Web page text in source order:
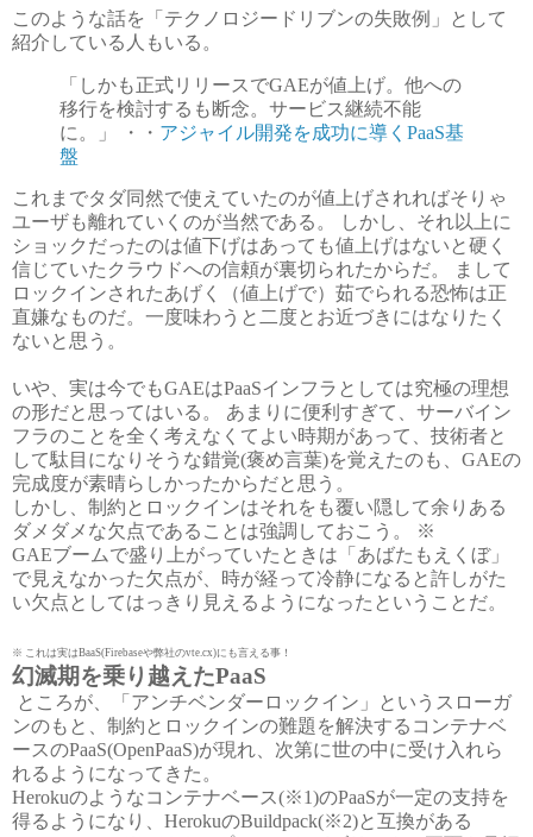
このような話を「テクノロジードリブンの失敗例」として
紹介している人もいる。
「しかも正式リリースでGAEが値上げ。他への
移行を検討するも断念。サービス継続不能
に。」 ・・ アジャイル開発を成功に導くPaaS基
盤
これまでタダ同然で使えていたのが値上げされればそりゃ
ユーザも離れていくのが当然である。 しかし、それ以上に
ショックだったのは値下げはあっても値上げはないと硬く
信じていたクラウドへの信頼が裏切られたからだ。 まして
ロックインされたあげく（値上げで）茹でられる恐怖は正
直嫌なものだ。一度味わうと二度とお近づきにはなりたく
ないと思う。
いや、実は今でもGAEはPaaSインフラとしては究極の理想
の形だと思ってはいる。 あまりに便利すぎて、サーバイン
フラのことを全く考えなくてよい時期があって、技術者と
して駄目になりそうな錯覚(褒め言葉)を覚えたのも、GAEの
完成度が素晴らしかったからだと思う。
しかし、制約とロックインはそれをも覆い隠して余りある
ダメダメな欠点であることは強調しておこう。 ※
GAEブームで盛り上がっていたときは「あばたもえくぼ」
で見えなかった欠点が、時が経って冷静になると許しがた
い欠点としてはっきり見えるようになったということだ。
※ これは実はBaaS(Firebaseや弊社のvte.cx)にも言える事！
幻滅期を乗り越えたPaaS
ところが、「アンチベンダーロックイン」というスローガ
ンのもと、制約とロックインの難題を解決するコンテナベ
ースのPaaS(OpenPaaS)が現れ、次第に世の中に受け入れら
れるようになってきた。
Herokuのようなコンテナベース(※1)のPaaSが一定の支持を
得るようになり、HerokuのBuildpack(※2)と互換がある